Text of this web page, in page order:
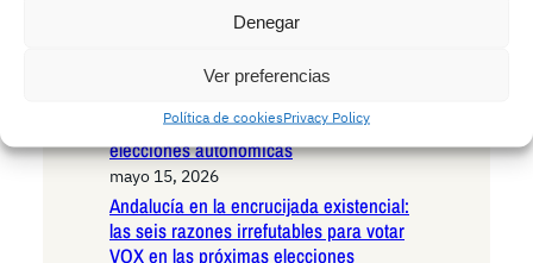
Denegar
Ver preferencias
Política de cookiesPrivacy Policy
las próximas elecciones autonómicas
Andalucía ante el camino de la
para votar PSOE en las próximas
elecciones autonómicas
mayo 15, 2026
Andalucía en la encrucijada existencial:
las seis razones irrefutables para votar
VOX en las próximas elecciones